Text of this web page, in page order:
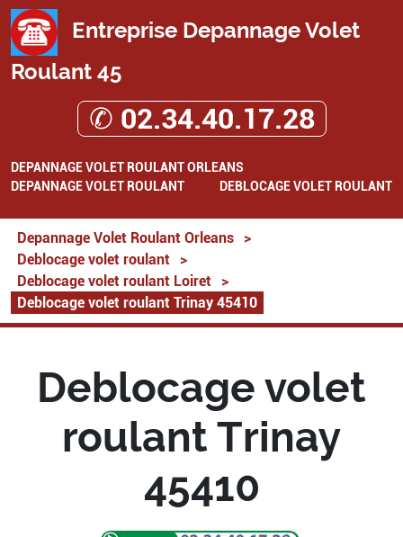
Entreprise Depannage Volet
Roulant 45
✆ 02.34.40.17.28
DEPANNAGE VOLET ROULANT ORLEANS
DEPANNAGE VOLET ROULANT
DEBLOCAGE VOLET ROULANT
Depannage Volet Roulant Orleans
>
Deblocage volet roulant
>
Deblocage volet roulant Loiret
>
Deblocage volet roulant Trinay 45410
Deblocage volet
roulant Trinay
45410